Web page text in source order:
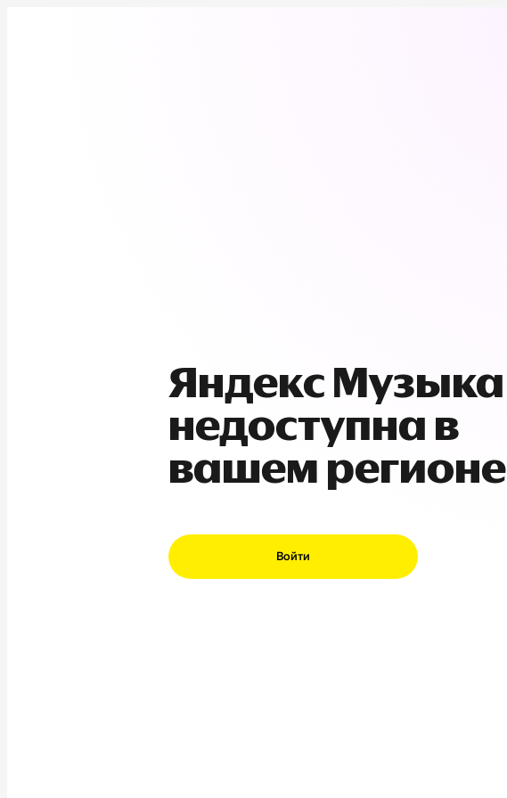
Яндекс Музыка
недоступна в
вашем регионе
Войти